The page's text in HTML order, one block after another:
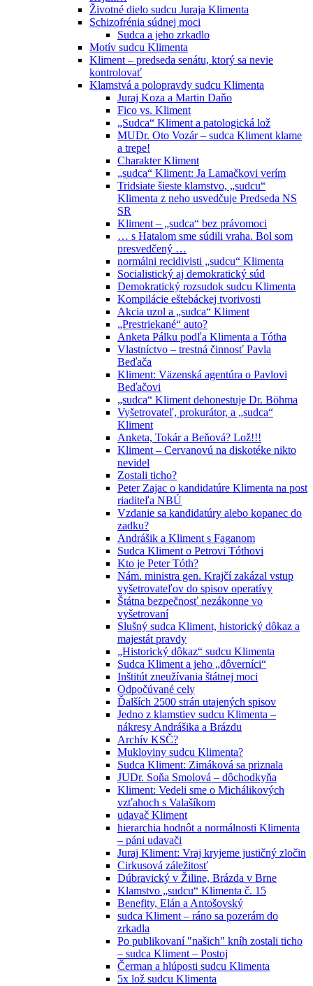
Životné dielo sudcu Juraja Klimenta
Schizofrénia súdnej moci
Sudca a jeho zrkadlo
Motív sudcu Klimenta
Kliment – predseda senátu, ktorý sa nevie
kontrolovať
Klamstvá a polopravdy sudcu Klimenta
Juraj Koza a Martin Daňo
Fico vs. Kliment
„Sudca“ Kliment a patologická lož
MUDr. Oto Vozár – sudca Kliment klame
a trepe!
Charakter Kliment
„sudca“ Kliment: Ja Lamačkovi verím
Tridsiate šieste klamstvo, „sudcu“
Klimenta z neho usvedčuje Predseda NS
SR
Kliment – „sudca“ bez právomoci
… s Hatalom sme súdili vraha. Bol som
presvedčený …
normálni recidivisti „sudcu“ Klimenta
Socialistický aj demokratický súd
Demokratický rozsudok sudcu Klimenta
Kompilácie eštebáckej tvorivosti
Akcia uzol a „sudca“ Kliment
„Prestriekané“ auto?
Anketa Pálku podľa Klimenta a Tótha
Vlastníctvo – trestná činnosť Pavla
Beďača
Kliment: Väzenská agentúra o Pavlovi
Beďačovi
„sudca“ Kliment dehonestuje Dr. Böhma
Vyšetrovateľ, prokurátor, a „sudca“
Kliment
Anketa, Tokár a Beňová? Lož!!!
Kliment – Cervanovú na diskotéke nikto
nevidel
Zostali ticho?
Peter Zajac o kandidatúre Klimenta na post
riaditeľa NBÚ
Vzdanie sa kandidatúry alebo kopanec do
zadku?
Andrášik a Kliment s Faganom
Sudca Kliment o Petrovi Tóthovi
Kto je Peter Tóth?
Nám. ministra gen. Krajčí zakázal vstup
vyšetrovateľov do spisov operatívy
Štátna bezpečnosť nezákonne vo
vyšetrovaní
Slušný sudca Kliment, historický dôkaz a
majestát pravdy
„Historický dôkaz“ sudcu Klimenta
Sudca Kliment a jeho „dôverníci“
Inštitút zneužívania štátnej moci
Odpočúvané cely
Ďalších 2500 strán utajených spisov
Jedno z klamstiev sudcu Klimenta –
nákresy Andrášika a Brázdu
Archív KSČ?
Mukloviny sudcu Klimenta?
Sudca Kliment: Zimáková sa priznala
JUDr. Soňa Smolová – dôchodkyňa
Kliment: Vedeli sme o Michálikových
vzťahoch s Valašíkom
udavač Kliment
hierarchia hodnôt a normálnosti Klimenta
– páni udavači
Juraj Kliment: Vraj kryjeme justičný zločin
Cirkusová záležitosť
Dúbravický v Žiline, Brázda v Brne
Klamstvo „sudcu“ Klimenta č. 15
Benefity, Elán a Antošovský
sudca Kliment – ráno sa pozerám do
zrkadla
Po publikovaní "našich" kníh zostali ticho
– sudca Kliment – Postoj
Čerman a hlúposti sudcu Klimenta
5x lož sudcu Klimenta